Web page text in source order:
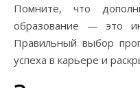
Помните, что
образование — это
Правильный выбор
успеха в карьере и